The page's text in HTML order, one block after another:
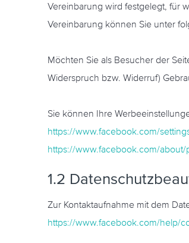
Vereinbarung wird festgelegt, für
Vereinbarung können Sie unter
Möchten Sie als Besucher der
Widerspruch bzw. Widerruf)
Sie können Ihre
https://www.facebook.com/
https://www.facebook.com/about/
1.2
Zur Kontaktaufnahme mit dem
https://www.facebook.com/help/